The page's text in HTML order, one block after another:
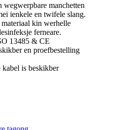
wegwerpbare manchetten
ienkele en twifele slang.
kin werhelle
ferneare.
13485 & CE
en proefbestelling
is beskikber